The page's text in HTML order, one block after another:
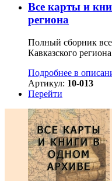
Все карты и
региона
Полный сборник
Кавказского
Подробнее в
Артикул: 10-013
Перейти